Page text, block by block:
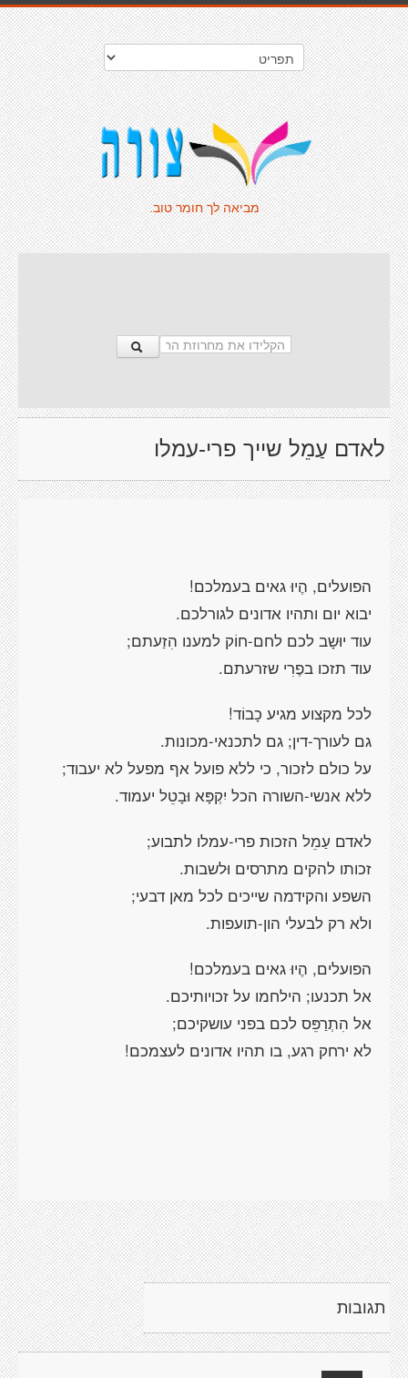
מביאה לך חומר טוב.
לאדם עַמֵל שייך פרי-עמלו
הפועלים, הֶיוּ גאים בעמלכם!
יבוא יום ותהיו אדונים לגורלכם.
עוד יוּשָב לכם לחם-חוֹק למענו הִזַעתם;
עוד תזכו בפֶרִי שזרעתם.
לכל מקצוע מגיע כָבוֹד!
גם לעורך-דין; גם לתכנאי-מכונות.
על כולם לזכור, כי ללא פועל אף מפעל לא יעבוד;
ללא אנשי-השורה הכל יִקְפָּא וּבָטֵל יעמוד.
לאדם עַמֵל הזכות פרי-עמלו לתבוע;
זכותו להקים מתרסים וּלשבות.
השפע והקידמה שייכים לכל מאן דבעי;
ולא רק לבעלי הון-תועפות.
הפועלים, הֶיוּ גאים בעמלכם!
אל תכנעו; הילחמו על זכויותיכם.
אל הִתְרַפֵּס לכם בפני עושקיכם;
לא ירחק רגע, בו תהיו אדונים לעצמכם!
תגובות